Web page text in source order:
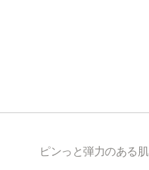
ピンっと弾力のある肌